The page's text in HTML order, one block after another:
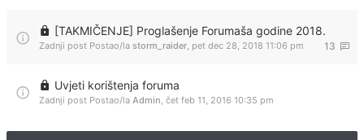
[TAKMIČENJE] Proglašenje Forumaša godine 2018.
13
Zadnji post Postao/la storm_raider, pet dec 28, 2018 11:06 pm
Uvjeti korištenja foruma
Zadnji post Postao/la Admin, čet feb 11, 2016 10:35 pm